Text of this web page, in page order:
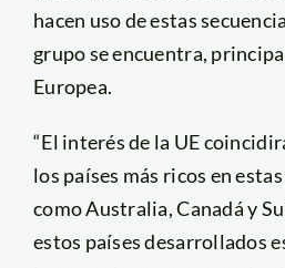
hacen uso de estas
grupo se encuentra,
Europea.
“El interés de la UE
los países más ricos en
como Australia, Canadá y
estos países desarrollados